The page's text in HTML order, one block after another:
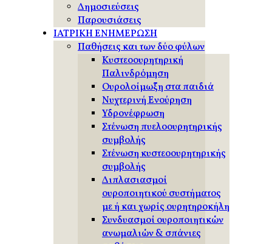
Δημοσιεύσεις
Παρουσιάσεις
ΙΑΤΡΙΚΗ ΕΝΗΜΕΡΩΣΗ
Παθήσεις και των δύο φύλων
Κυστεοουρητηρική
Παλινδρόμηση
Ουρολοίμωξη στα παιδιά
Νυχτερινή Ενούρηση
Υδρονέφρωση
Στένωση πυελοουρητηρικής
συμβολής
Στένωση κυστεοουρητηρικής
συμβολής
Διπλασιασμοί
ουροποιητικού συστήματος
με ή και χωρίς ουρητηροκήλη
Συνδυασμοί ουροποιητικών
ανωμαλιών & σπάνιες